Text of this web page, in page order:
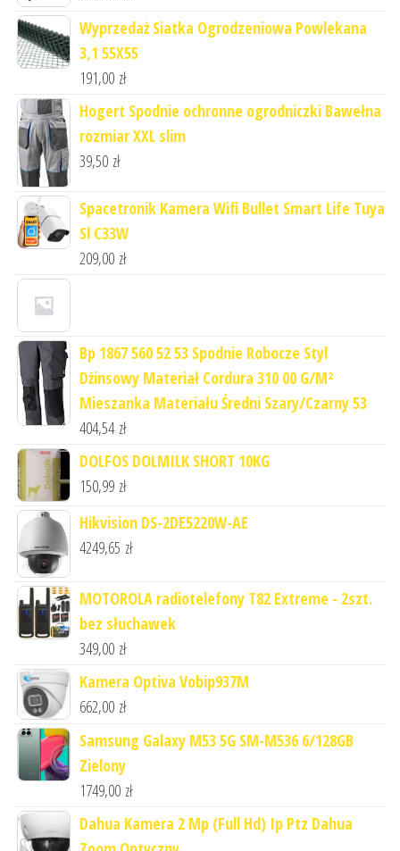
Wyprzedaż Siatka Ogrodzeniowa Powlekana
3,1 55X55
191,00 zł
Hogert Spodnie ochronne ogrodniczki Bawełna
rozmiar XXL slim
39,50 zł
Spacetronik Kamera Wifi Bullet Smart Life Tuya
Sl C33W
209,00 zł
Bp 1867 560 52 53 Spodnie Robocze Styl
Dżinsowy Materiał Cordura 310 00 G/M²
Mieszanka Materiału Średni Szary/Czarny 53
404,54 zł
DOLFOS DOLMILK SHORT 10KG
150,99 zł
Hikvision DS-2DE5220W-AE
4249,65 zł
MOTOROLA radiotelefony T82 Extreme - 2szt.
bez słuchawek
349,00 zł
Kamera Optiva Vobip937M
662,00 zł
Samsung Galaxy M53 5G SM-M536 6/128GB
Zielony
1749,00 zł
Dahua Kamera 2 Mp (Full Hd) Ip Ptz Dahua